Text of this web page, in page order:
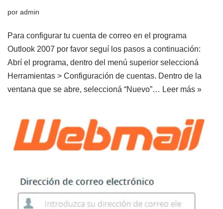
por admin
Para configurar tu cuenta de correo en el programa
Outlook 2007 por favor seguí los pasos a continuación:
Abrí el programa, dentro del menú superior seleccioná
Herramientas > Configuración de cuentas. Dentro de la
ventana que se abre, seleccioná “Nuevo”… Leer más »